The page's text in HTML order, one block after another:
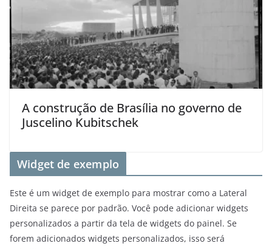
A construção de Brasília no governo de
Juscelino Kubitschek
Widget de exemplo
Este é um widget de exemplo para mostrar como a Lateral
Direita se parece por padrão. Você pode adicionar widgets
personalizados a partir da tela de widgets do painel. Se
forem adicionados widgets personalizados, isso será